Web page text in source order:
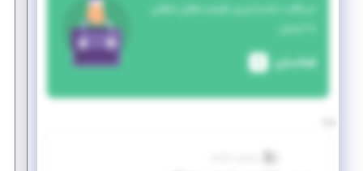
دریافت جدیدترین فرصت‌های شغلی
با ایمیل
فعالسازی